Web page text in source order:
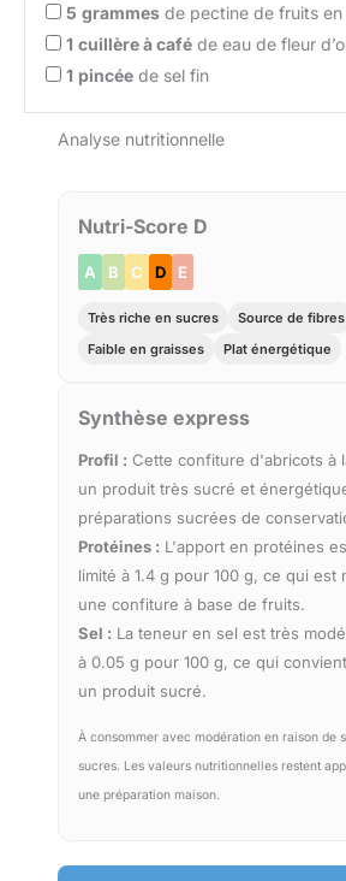
5 grammes de pectine de fruits
1 cuillère à café de eau de fleur
1 pincée de sel fin
Analyse nutritionnelle
Nutri-Score D
A B C D E
Très riche en sucres
Source de fibres
Faible en graisses
Plat énergétique
Synthèse express
Profil : Cette confiture d'abricots à
un produit très sucré et
préparations sucrées de
Protéines : L'apport en protéines
limité à 1.4 g pour 100 g, ce qui est
une confiture à base de fruits.
Sel : La teneur en sel est très
à 0.05 g pour 100 g, ce qui
un produit sucré.
À consommer avec modération en raison de
sucres. Les valeurs nutritionnelles restent
une préparation maison.